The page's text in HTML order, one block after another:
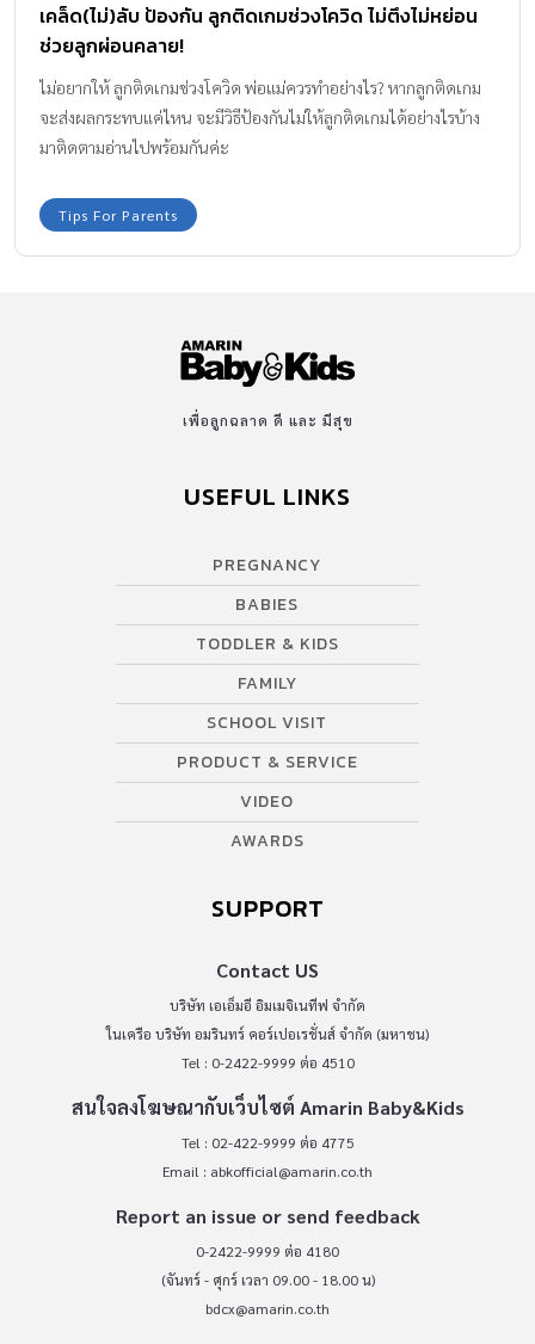
เคล็ด(ไม่)ลับ ป้องกัน ลูกติดเกมช่วงโควิด ไม่ตึงไม่หย่อน
ช่วยลูกผ่อนคลาย!
ไม่อยากให้ ลูกติดเกมช่วงโควิด พ่อแม่ควรทำอย่างไร? หากลูกติดเกม
จะส่งผลกระทบแค่ไหน จะมีวิธีป้องกันไม่ให้ลูกติดเกมได้อย่างไรบ้าง
มาติดตามอ่านไปพร้อมกันค่ะ
Tips For Parents
เพื่อลูกฉลาด ดี และ มีสุข
USEFUL LINKS
PREGNANCY
BABIES
TODDLER & KIDS
FAMILY
SCHOOL VISIT
PRODUCT & SERVICE
VIDEO
AWARDS
SUPPORT
Contact US
บริษัท เอเอ็มอี อิมเมจิเนทีฟ จำกัด
ในเครือ บริษัท อมรินทร์ คอร์เปอเรชั่นส์ จำกัด (มหาชน)
Tel : 0-2422-9999 ต่อ 4510
สนใจลงโฆษณากับเว็บไซต์ Amarin Baby&Kids
Tel : 02-422-9999 ต่อ 4775
Email : abkofficial@amarin.co.th
Report an issue or send feedback
0-2422-9999 ต่อ 4180
(จันทร์ - ศุกร์ เวลา 09.00 - 18.00 น)
bdcx@amarin.co.th